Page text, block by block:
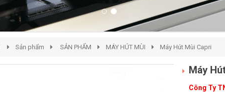
Sản phẩm SẢN PHẨM MÁY HÚT MÙI Máy Hút Mùi Capri
Máy
Công Ty